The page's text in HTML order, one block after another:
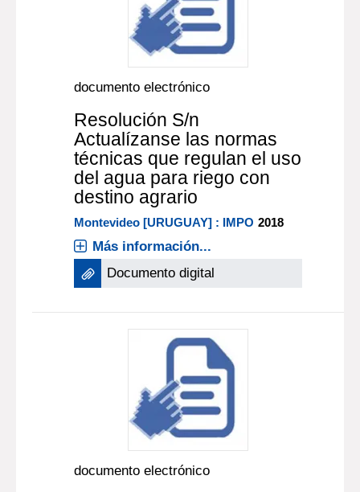
documento electrónico
Resolución S/n
Actualízanse las normas
técnicas que regulan el uso
del agua para riego con
destino agrario
Montevideo [URUGUAY] : IMPO 2018
Más información...
Documento digital
documento electrónico